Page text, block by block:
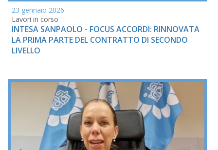
23 gennaio 2026
Lavori in corso
INTESA SANPAOLO - FOCUS ACCORDI: RINNOVATA
LA PRIMA PARTE DEL CONTRATTO DI SECONDO
LIVELLO